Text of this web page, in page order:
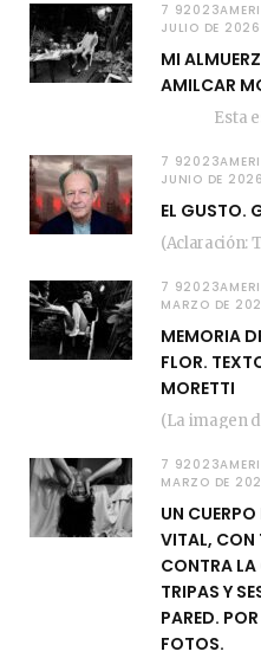
7
JULIO DE 2026
MI
AMILCAR
7
JUNIO DE 2026
EL GUSTO.
7
MARZO DE
MEMORIA
FLOR.
MORETTI
7
MARZO DE
UN
VITAL, CON
CONTRA LA
TRIPAS Y
PARED.
FOTOS.